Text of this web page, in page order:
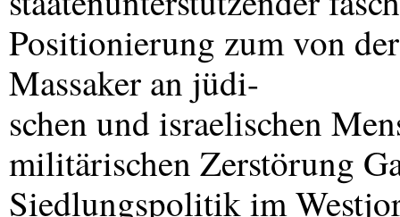
Positionierung zum von
Massaker an jüdi-
schen und israelischen
militärischen Zerstörung
Siedlungspolitik im